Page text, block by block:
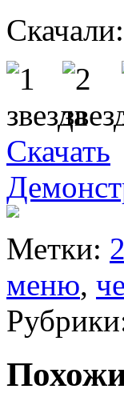
Скачали:
Скачать
Метки:
меню,